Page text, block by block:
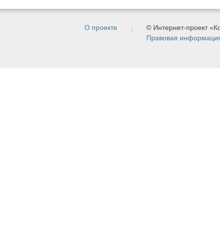
О проекте
© Интернет-проект
Правовая